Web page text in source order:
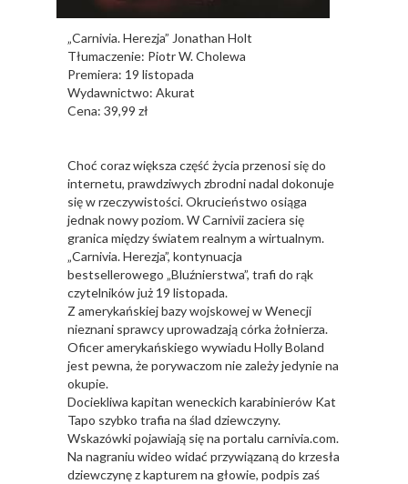
„Carnivia. Herezja” Jonathan Holt
Tłumaczenie: Piotr W. Cholewa
Premiera: 19 listopada
Wydawnictwo: Akurat
Cena: 39,99 zł
Choć coraz większa część życia przenosi się do
internetu, prawdziwych zbrodni nadal dokonuje
się w rzeczywistości. Okrucieństwo osiąga
jednak nowy poziom. W Carnivii zaciera się
granica między światem realnym a wirtualnym.
„Carnivia. Herezja”, kontynuacja
bestsellerowego „Bluźnierstwa”, trafi do rąk
czytelników już 19 listopada.
Z amerykańskiej bazy wojskowej w Wenecji
nieznani sprawcy uprowadzają córka żołnierza.
Oficer amerykańskiego wywiadu Holly Boland
jest pewna, że porywaczom nie zależy jedynie na
okupie.
Dociekliwa kapitan weneckich karabinierów Kat
Tapo szybko trafia na ślad dziewczyny.
Wskazówki pojawiają się na portalu carnivia.com.
Na nagraniu wideo widać przywiązaną do krzesła
dziewczynę z kapturem na głowie, podpis zaś